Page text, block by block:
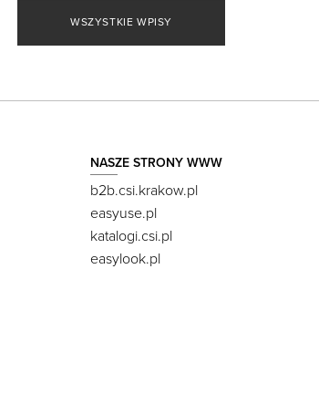
WSZYSTKIE WPISY
NASZE STRONY WWW
b2b.csi.krakow.pl
easyuse.pl
katalogi.csi.pl
easylook.pl